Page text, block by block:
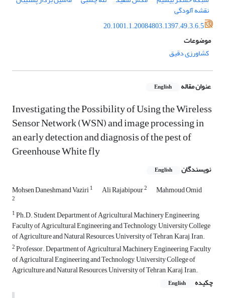
نقشه آلودگی
20.1001.1.20084803.1397.49.3.6.5
موضوعات
کشاورزی دقیق
عنوان مقاله English
Investigating the Possibility of Using the Wireless
Sensor Network (WSN) and image processing in
an early detection and diagnosis of the pest of
Greenhouse White fly
نویسندگان English
Mohsen Daneshmand Vaziri1 Ali Rajabipour2 Mahmoud Omid
2
1Ph.D. Student, Department of Agricultural Machinery Engineering,
Faculty of Agricultural Engineering and Technology, University College
of Agriculture and Natural Resources, University of Tehran, Karaj, Iran.
2Professor. Department of Agricultural Machinery Engineering, Faculty
of Agricultural Engineering and Technology, University College of
Agriculture and Natural Resources, University of Tehran, Karaj, Iran.
چکیده
English